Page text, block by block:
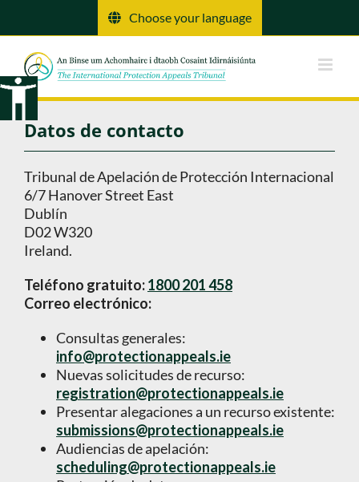
Choose your language
Datos de contacto
Tribunal de Apelación de Protección Internacional
6/7 Hanover Street East
Dublín
D02 W320
Ireland.
Teléfono gratuito:1800 201 458
Correo electrónico:
Consultas generales:
info@protectionappeals.ie
Nuevas solicitudes de recurso:
registration@protectionappeals.ie
Presentar alegaciones a un recurso existente:
submissions@protectionappeals.ie
Audiencias de apelación:
scheduling@protectionappeals.ie